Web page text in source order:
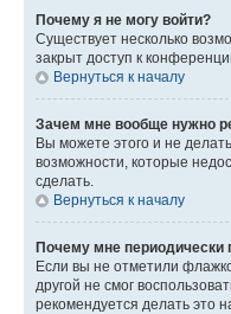
Почему я не могу войти?
Существует несколько
закрыт доступ к
Вернуться к началу
Зачем мне вообще нужно
Вы можете этого и не
возможности, которые
сделать.
Вернуться к началу
Почему мне периодически
Если вы не отметили
другой не смог
рекомендуется делать это